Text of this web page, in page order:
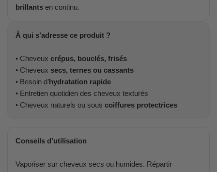
brillants en continu.
À qui s’adresse ce produit ?
• Cheveux crépus, bouclés, frisés
• Cheveux secs, ternes ou cassants
• Besoin d’hydratation rapide
• Entretien quotidien des cheveux texturés
• Cheveux naturels ou sous coiffures protectrices
Conseils d’utilisation
Vaporiser sur cheveux secs ou humides. Répartir